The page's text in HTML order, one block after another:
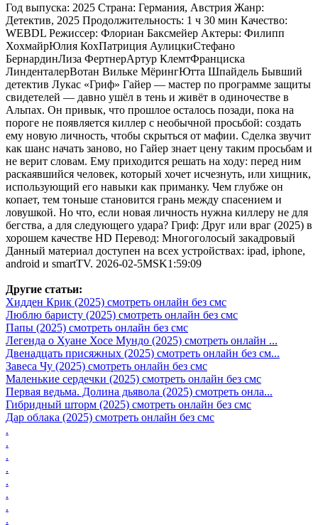
Год выпуска: 2025 Страна: Германия, Австрия Жанр:
Детектив, 2025 Продолжительность: 1 ч 30 мин Качество:
WEBDL Режиссер: Флориан Баксмейер Актеры: Филипп
ХохмайрЮлия КохПатриция АулицкиСтефано
БернардинЛиза ФертнерАртур КлемтФранциска
ЛинденталерВотан Вильке МёрингЮтта Шпайдель Бывший
детектив Лукас «Гриф» Гайер — мастер по программе защиты
свидетелей — давно ушёл в тень и живёт в одиночестве в
Альпах. Он привык, что прошлое осталось позади, пока на
пороге не появляется киллер с необычной просьбой: создать
ему новую личность, чтобы скрыться от мафии. Сделка звучит
как шанс начать заново, но Гайер знает цену таким просьбам и
не верит словам. Ему приходится решать на ходу: перед ним
раскаявшийся человек, который хочет исчезнуть, или хищник,
использующий его навыки как приманку. Чем глубже он
копает, тем тоньше становится грань между спасением и
ловушкой. Но что, если новая личность нужна киллеру не для
бегства, а для следующего удара? Гриф: Друг или враг (2025) в
хорошем качестве HD Перевод: Многоголосый закадровый
Данный материал доступен на всех устройствах: ipad, iphone,
android и smartTV. 2026-02-5MSK1:59:09
Другие статьи:
Хидден Крик (2025) смотреть онлайн без смс
Люблю баристу (2025) смотреть онлайн без смс
Папы (2025) смотреть онлайн без смс
Легенда о Хуане Хосе Мундо (2025) смотреть онлайн ...
Двенадцать присяжных (2025) смотреть онлайн без см...
Завеса Чу (2025) смотреть онлайн без смс
Маленькие сердечки (2025) смотреть онлайн без смс
Первая ведьма. Долина дьявола (2025) смотреть онла...
Гибридный шторм (2025) смотреть онлайн без смс
Дар облака (2025) смотреть онлайн без смс
.
.
.
.
.
.
.
.